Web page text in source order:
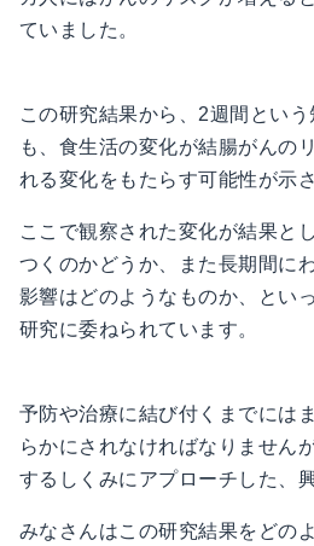
ていました。
この研究結果から、2週間とい
も、食生活の変化が結腸がんの
れる変化をもたらす可能性が示
ここで観察された変化が結果と
つくのかどうか、また長期間に
影響はどのようなものか、とい
研究に委ねられています。
予防や治療に結び付くまでには
らかにされなければなりません
するしくみにアプローチした、
みなさんはこの研究結果をどの